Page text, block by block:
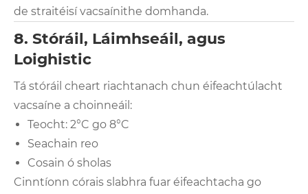
de straitéisí vacsaínithe domhanda.
8. Stóráil, Láimhseáil, agus
Loighistic
Tá stóráil cheart riachtanach chun éifeachtúlacht
vacsaíne a choinneáil:
Teocht: 2°C go 8°C
Seachain reo
Cosain ó sholas
Cinntíonn córais slabhra fuar éifeachtacha go